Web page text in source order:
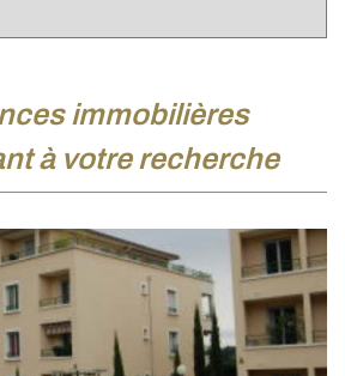
à votre recherche